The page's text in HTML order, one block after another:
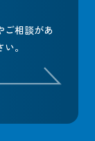
ご相談があ
。